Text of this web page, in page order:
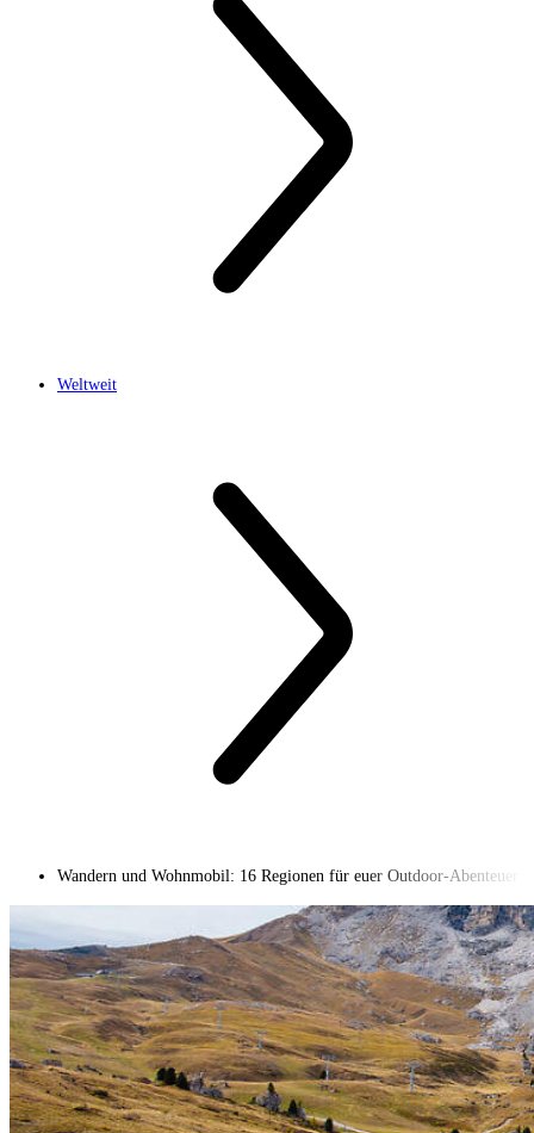
Weltweit
Wandern und Wohnmobil: 16 Regionen für euer Outdoor-Abenteuer